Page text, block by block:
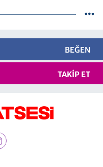
BEĞEN
TAKIP ET